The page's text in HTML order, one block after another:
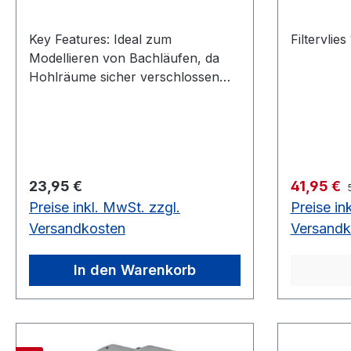
Key Features: Ideal zum
Modellieren von Bachläufen, da
Hohlräume sicher verschlossen
Beständigkeit gegen UV-Strahlung
Dehnt sich gleichmäßig aus und
härtet schnell Praktischer
Einweghandschuhe werden
mitgeliefert Umweltfreundliche
Entsorgung der leeren Kartuschen
an PDR-Sammelstellen Fisch- und
pflanzenverträglich Technische
Regulärer Preis:
23,95 €
Preise inkl. MwSt. zzgl.
Versandkosten
In den Warenkorb
41,95 €
Preise